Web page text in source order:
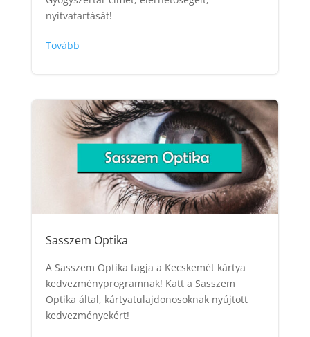
nyitvatartását!
Tovább
Sasszem Optika
A Sasszem Optika tagja a Kecskemét kártya
kedvezményprogramnak! Katt a Sasszem
Optika által, kártyatulajdonosoknak nyújtott
kedvezményekért!